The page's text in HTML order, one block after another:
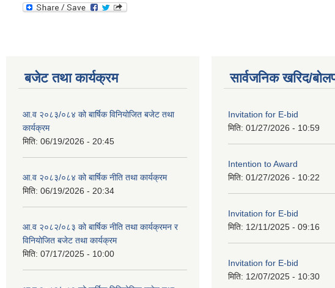
बजेट तथा कार्यक्रम
आ.व २०८३/०८४ को बार्षिक विनियोजित बजेट तथा
कार्यक्रम
मिति: 06/19/2026 - 20:45
आ.व २०८३/०८४ को बार्षिक नीति तथा कार्यक्रम
मिति: 06/19/2026 - 20:34
आ.व २०८२/०८३ को बार्षिक नीति तथा कार्यक्रमन र
विनियोजित बजेट तथा कार्यक्रम
मिति: 07/17/2025 - 10:00
सार्वजनिक खरिद/
Invitation for E-bid
मिति: 01/27/2026 - 10:59
Intention to Award
मिति: 01/27/2026 - 10:22
Invitation for E-bid
मिति: 12/11/2025 - 09:16
Invitation for E-bid
मिति: 12/07/2025 - 10:30